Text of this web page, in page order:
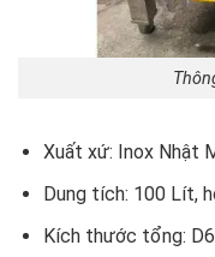
Xuất xứ: Inox Nhật
Dung tích: 100 Lít,
Kích thước tổng: